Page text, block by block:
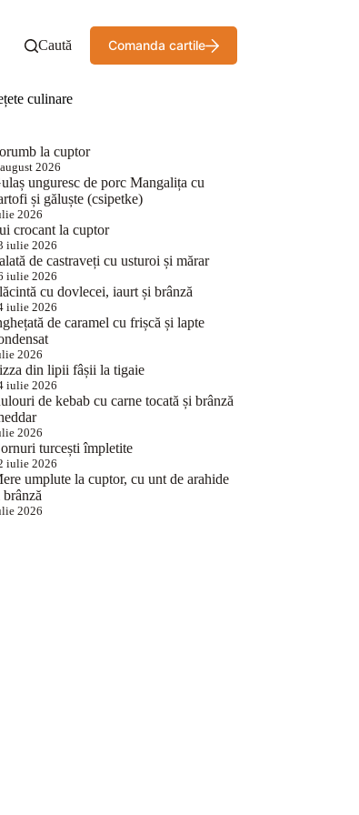
Caută Comanda cartile
culinare
la cuptor
2026
unguresc de porc Mangalița cu
și găluște (csipetke)
2026
crocant la cuptor
iulie 2026
de castraveți cu usturoi și mărar
iulie 2026
cu dovlecei, iaurt și brânză
iulie 2026
de caramel cu frișcă și lapte
2026
din lipii fâșii la tigaie
iulie 2026
de kebab cu carne tocată și brânză
2026
turcești împletite
iulie 2026
umplute la cuptor, cu unt de arahide
brânză
2026